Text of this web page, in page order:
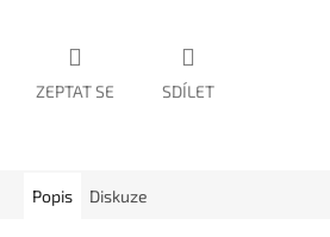
ZEPTAT SE SDÍLET
Popis Diskuze